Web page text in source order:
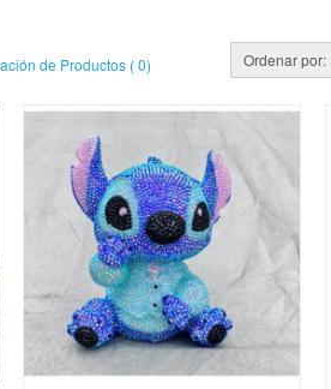
de Productos ( 0) Ordenar por: